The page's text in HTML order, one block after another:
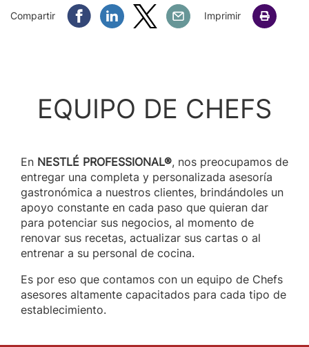
Compartir Compartir Facebook
Compartir Linkedin
Compartir Twitter
Compartir Email
Imprimir
EQUIPO DE CHEFS
En NESTLÉ PROFESSIONAL®, nos preocupamos de
entregar una completa y personalizada asesoría
gastronómica a nuestros clientes, brindándoles un
apoyo constante en cada paso que quieran dar
para potenciar sus negocios, al momento de
renovar sus recetas, actualizar sus cartas o al
entrenar a su personal de cocina.
Es por eso que contamos con un equipo de Chefs
asesores altamente capacitados para cada tipo de
establecimiento.